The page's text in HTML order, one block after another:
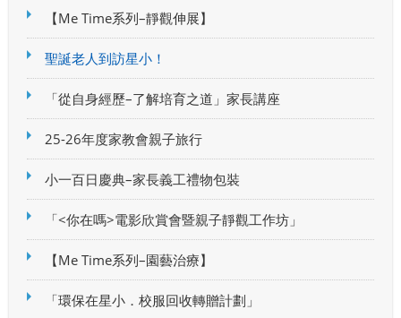
【Me Time系列–靜觀伸展】
聖誕老人到訪星小！
「從自身經歷–了解培育之道」家長講座
25-26年度家教會親子旅行
小一百日慶典–家長義工禮物包裝
「<你在嗎>電影欣賞會暨親子靜觀工作坊」
【Me Time系列–園藝治療】
「環保在星小．校服回收轉贈計劃」